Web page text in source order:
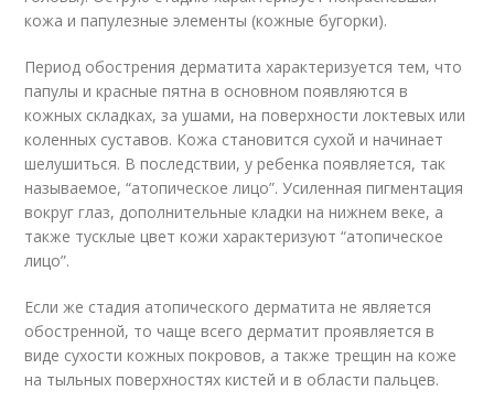
кожа и папулезные элементы (кожные бугорки).
Период обострения дерматита характеризуется тем, что
папулы и красные пятна в основном появляются в
кожных складках, за ушами, на поверхности локтевых или
коленных суставов. Кожа становится сухой и начинает
шелушиться. В последствии, у ребенка появляется, так
называемое, “атопическое лицо”. Усиленная пигментация
вокруг глаз, дополнительные кладки на нижнем веке, а
также тусклые цвет кожи характеризуют “атопическое
лицо”.
Если же стадия атопического дерматита не является
обостренной, то чаще всего дерматит проявляется в
виде сухости кожных покровов, а также трещин на коже
на тыльных поверхностях кистей и в области пальцев.